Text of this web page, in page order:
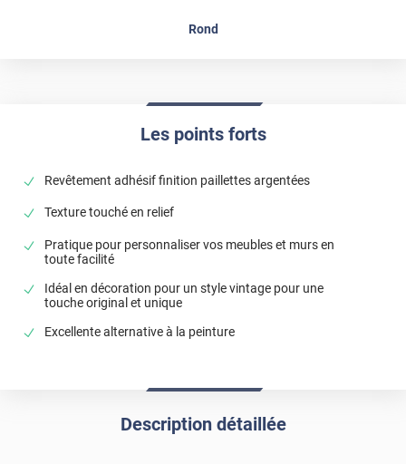
Rond
Les points forts
Revêtement adhésif finition paillettes argentées
Texture touché en relief
Pratique pour personnaliser vos meubles et murs en
toute facilité
Idéal en décoration pour un style vintage pour une
touche original et unique
Excellente alternative à la peinture
Description détaillée